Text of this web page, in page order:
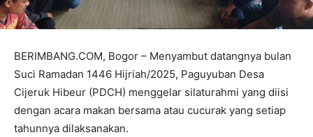
BERIMBANG.COM, Bogor – Menyambut datangnya bulan
Suci Ramadan 1446 Hijriah/2025, Paguyuban Desa
Cijeruk Hibeur (PDCH) menggelar silaturahmi yang diisi
dengan acara makan bersama atau cucurak yang setiap
tahunnya dilaksanakan.